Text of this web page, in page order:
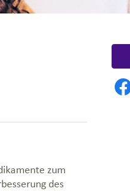
zum
des